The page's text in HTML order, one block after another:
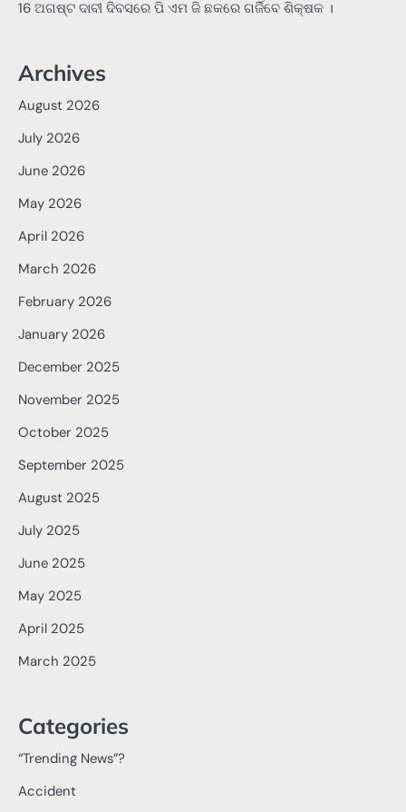
16 ଅଗଷ୍ଟ ଦାବୀ ଦିବସରେ ପି ଏମ ଜି ଛକରେ ଗର୍ଜିବେ ଶିକ୍ଷକ ।
Archives
August 2026
July 2026
June 2026
May 2026
April 2026
March 2026
February 2026
January 2026
December 2025
November 2025
October 2025
September 2025
August 2025
July 2025
June 2025
May 2025
April 2025
March 2025
Categories
“Trending News”?
Accident